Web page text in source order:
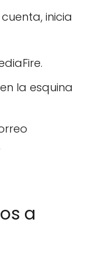
inicia
la esquina
a